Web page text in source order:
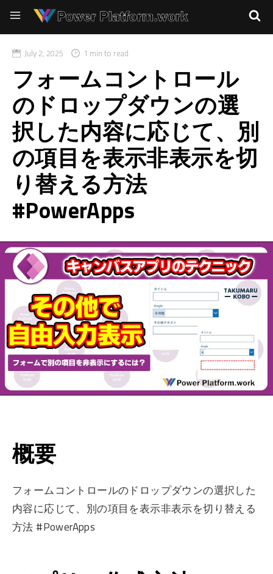
July 2, 2025 1 min to read
フォームコントロール
のドロップダウンの選
択した内容に応じて、別
の項目を表示非表示を切
り替える方法
#PowerApps
概要
フォームコントロールのドロップダウンの選択した
内容に応じて、別の項目を表示非表示を切り替える
方法 #PowerApps